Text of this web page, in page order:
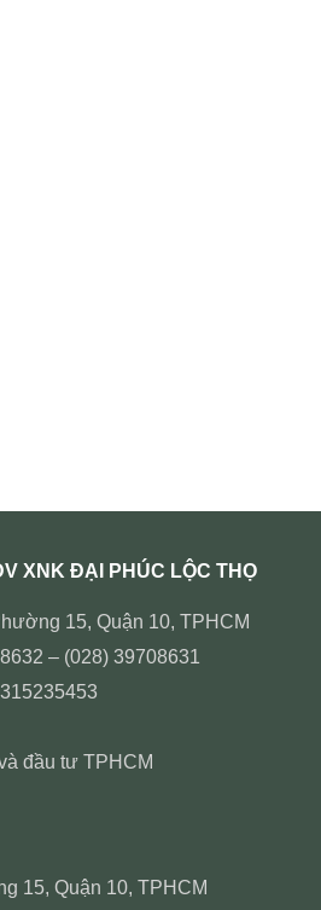
XNK ĐẠI PHÚC LỘC THỌ
15, Quận 10, TPHCM
– (028) 39708631
đầu tư TPHCM
15, Quận 10, TPHCM